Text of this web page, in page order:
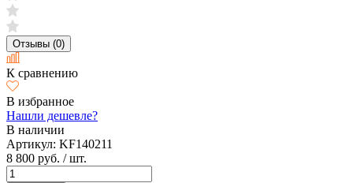
Отзывы (0)
К сравнению
В избранное
Нашли дешевле?
В наличии
Артикул: KF140211
8 800 руб. / шт.